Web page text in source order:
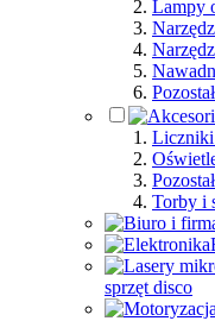
Lampy
Torby i
sprzęt disco